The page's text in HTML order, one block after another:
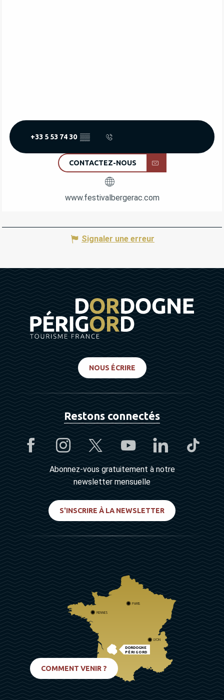
+33 5 53 74 30 ▒▒
CONTACTEZ-NOUS
www.festivalbergerac.com
Signaler une erreur
NOUS ÉCRIRE
Restons connectés
Abonnez-vous gratuitement à notre
newsletter mensuelle
S'INSCRIRE À LA NEWSLETTER
DORDOGNE
PÉRIGORD
PARIS
RENNES
LYON
COMMENT VENIR ?